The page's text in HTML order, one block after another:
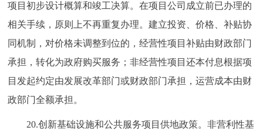
项目初步设计概算和竣工决算。在项目公司成立前已办理的
相关手续，原则上不再重复办理。建立投资、价格、补贴协
同机制，对价格未调整到位的，经营性项目补贴由财政部门
承担，转化为政府购买服务；非经营性项目还本付息根据项
目发起约定由发展改革部门或财政部门承担，运营成本由财
政部门全额承担。
20.创新基础设施和公共服务项目供地政策。非营利性基